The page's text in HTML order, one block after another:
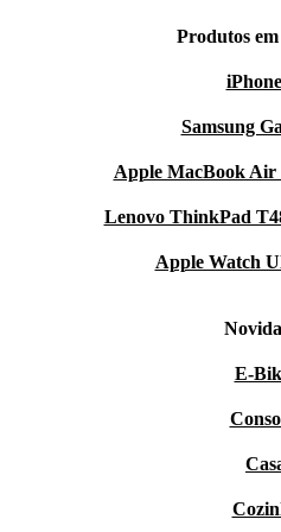
Produtos
Samsung
Apple MacBook Air
Lenovo ThinkPad
Apple Watch
E-